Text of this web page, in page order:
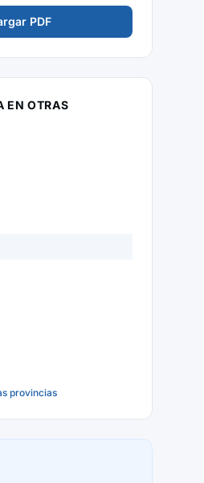
PDF
EN OTRAS
provincias